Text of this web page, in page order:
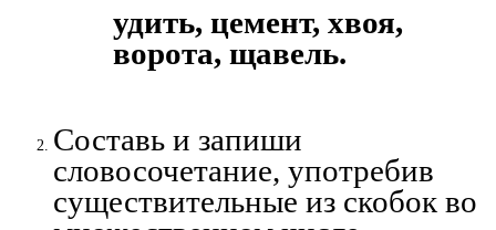
удить, цемент, хвоя,
ворота, щавель.
Составь и запиши
словосочетание, употребив
существительные из скобок во